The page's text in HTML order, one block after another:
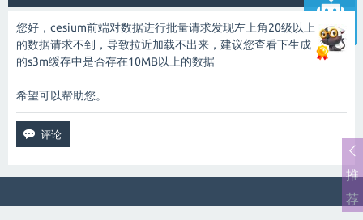
智能客服
您好，cesium前端对数据进行批量请求发现左上角20级以上
的数据请求不到，导致拉近加载不出来，建议您查看下生成
的s3m缓存中是否存在10MB以上的数据
希望可以帮助您。